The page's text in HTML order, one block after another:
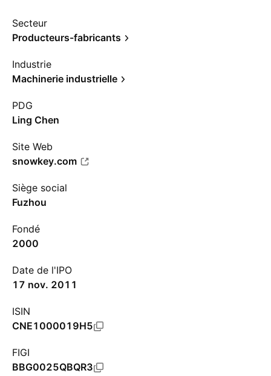
Secteur
Producteurs-fabricants
Industrie
Machinerie industrielle
PDG
Ling Chen
Site Web
snowkey.com
Siège social
Fuzhou
Fondé
2000
Date de l'IPO
17 nov. 2011
ISIN
CNE1000019H5
FIGI
BBG0025QBQR3